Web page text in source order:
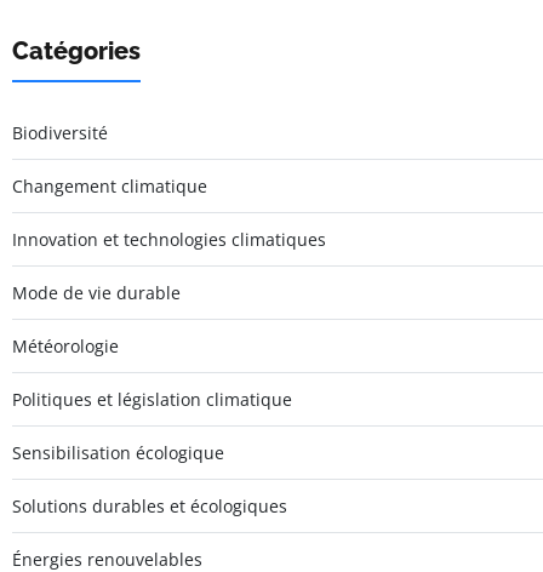
Catégories
Biodiversité
Changement climatique
Innovation et technologies climatiques
Mode de vie durable
Météorologie
Politiques et législation climatique
Sensibilisation écologique
Solutions durables et écologiques
Énergies renouvelables